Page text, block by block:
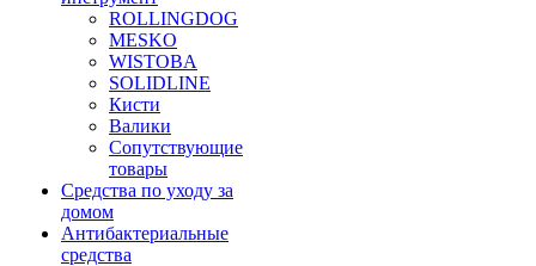
ROLLINGDOG
MESKO
WISTOBA
SOLIDLINE
Кисти
Валики
Сопутствующие
товары
Средства по уходу за
домом
Антибактериальные
средства